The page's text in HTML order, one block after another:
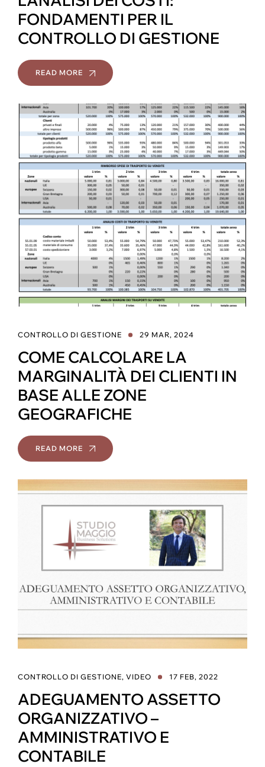
FONDAMENTI PER IL
CONTROLLO DI GESTIONE
READ MORE
CONTROLLO DI GESTIONE 29 MAR, 2024
COME CALCOLARE LA
MARGINALITÀ DEI CLIENTI IN
BASE ALLE ZONE
GEOGRAFICHE
READ MORE
CONTROLLO DI GESTIONE, VIDEO 17 FEB, 2022
ADEGUAMENTO ASSETTO
ORGANIZZATIVO –
AMMINISTRATIVO E
CONTABILE